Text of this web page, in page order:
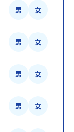
男 女
男 女
男 女
男 女